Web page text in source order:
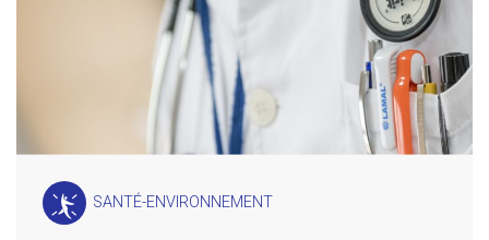
SANTÉ-ENVIRONNEMENT